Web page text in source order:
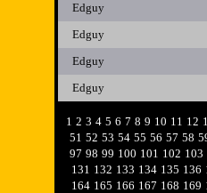
Edguy
Edguy
Edguy
Edguy
1 2 3 4 5 6 7 8 9 10 11 12
51 52 53 54 55 56 57 58
97 98 99 100 101 102 103
131 132 133 134 135 136
164 165 166 167 168 169